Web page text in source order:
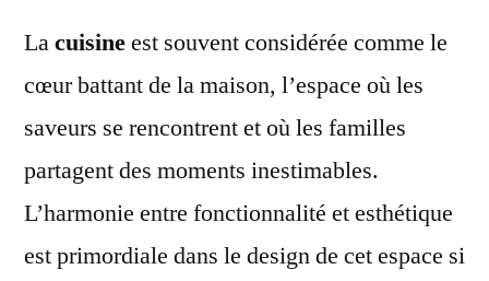
Lacuisineest souvent considérée comme le
cœur battant de la maison, l’espace où les
saveurs se rencontrent et où les familles
partagent des moments inestimables.
L’harmonie entre fonctionnalité et esthétique
est primordiale dans le design de cet espace si